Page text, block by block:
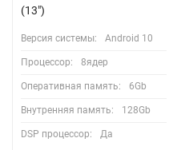
(13")
Версия системы: Android 10
Процессор: 8ядер
Оперативная память: 6Gb
Внутренняя память: 128Gb
DSP процессор: Да